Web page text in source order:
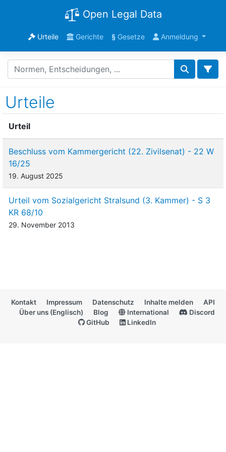
Open Legal Data
Urteile Gerichte §Gesetze Anmeldung
Urteile
Urteil
Beschluss vom Kammergericht (22. Zivilsenat) - 22 W
16/25
19. August 2025
Urteil vom Sozialgericht Stralsund (3. Kammer) - S 3
KR 68/10
29. November 2013
Kontakt Impressum Datenschutz Inhalte melden
API
Über uns (Englisch)
Blog International
Discord
GitHub
LinkedIn